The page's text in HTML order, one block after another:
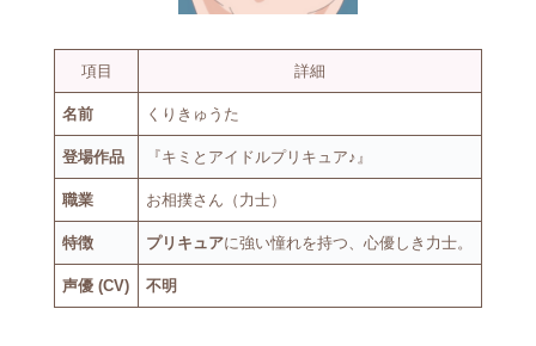
項目 詳細
名前 くりきゅうた
登場作品 『キミとアイドルプリキュア♪』
職業 お相撲さん（力士）
特徴 プリキュアに強い憧れを持つ、心優しき力士。
声優 (CV) 不明